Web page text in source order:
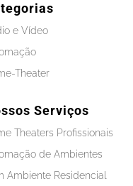
e Vídeo
Theater
Serviços
Theaters Profissionais
de Ambientes
Ambiente Residencial